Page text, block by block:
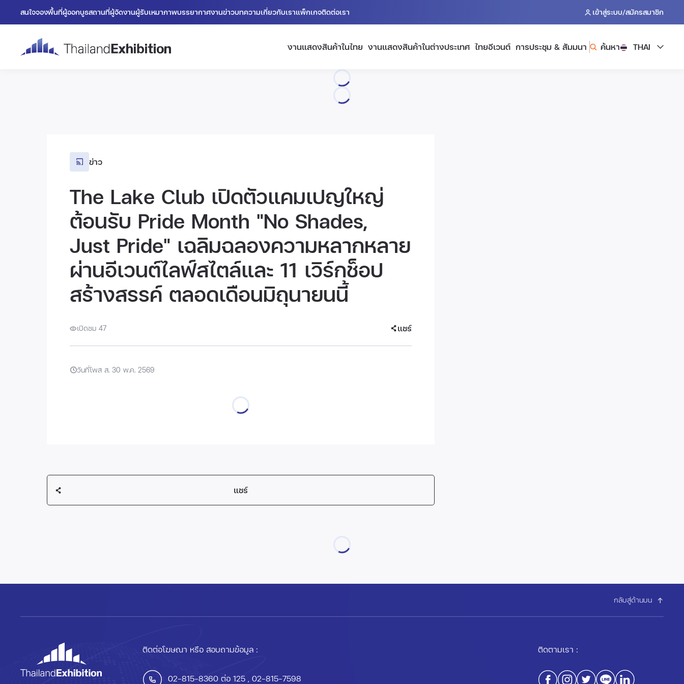
สนใจจองพื้นที่ผู้ออกบูธสถานที่ผู้จัดงานผู้รับเหมาภาพบรรยากาศงานข่าวบทความเกี่ยวกับเราแพ็กเกจติดต่อเรา เข้าสู่ระบบ/สมัครสมาชิก
งานแสดงสินค้าในไทย งานแสดงสินค้าในต่างประเทศ ไทยอีเวนต์ การประชุม & สัมมนา ค้นหา THAI
ข่าว
The Lake Club เปิดตัวแคมเปญใหญ่
ต้อนรับ Pride Month "No Shades,
Just Pride" เฉลิมฉลองความหลากหลาย
ผ่านอีเวนต์ไลฟ์สไตล์และ 11 เวิร์กช็อป
สร้างสรรค์ ตลอดเดือนมิถุนายนนี้
เปิดชม 47 แชร์
วันที่โพส ส. 30 พ.ค. 2569
แชร์
กลับสู่ด้านบน
ติดต่อโฆษณา หรือ สอบถามข้อมูล :
02-815-8360 ต่อ 125 , 02-815-7598
ติดตามเรา :